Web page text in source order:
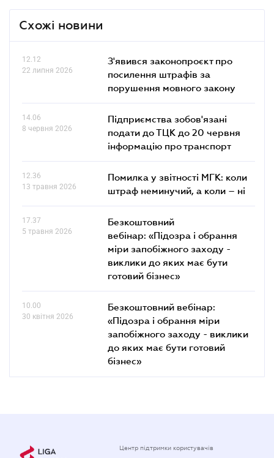
Схожі новини
12.12
22 липня 2026
З'явився законопроєкт про
посилення штрафів за
порушення мовного закону
14.06
8 червня 2026
Підприємства зобов'язані
подати до ТЦК до 20 червня
інформацію про транспорт
12.36
13 травня 2026
Помилка у звітності МГК: коли
штраф неминучий, а коли – ні
17.37
5 травня 2026
Безкоштовний
вебінар: «Підозра і обрання
міри запобіжного заходу -
виклики до яких має бути
готовий бізнес»
10.00
30 квітня 2026
Безкоштовний вебінар:
«Підозра і обрання міри
запобіжного заходу - виклики
до яких має бути готовий
бізнес»
Центр підтримки користувачів